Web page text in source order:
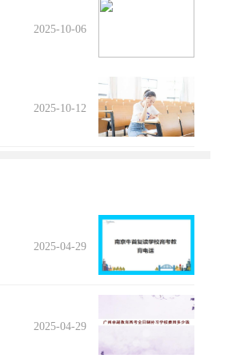
2025-10-06
2025-10-12
2025-04-29
2025-04-29